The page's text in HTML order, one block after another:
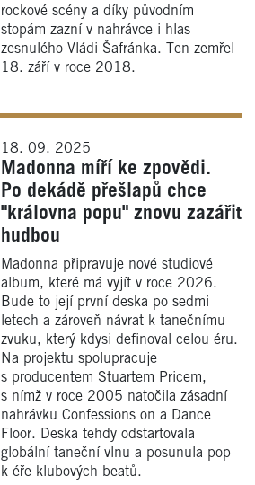
rockové scény a díky původním
stopám zazní v nahrávce i hlas
zesnulého Vládi Šafránka. Ten zemřel
18. září v roce 2018.
18. 09. 2025
Madonna míří ke zpovědi.
Po dekádě přešlapů chce
"královna popu" znovu zazářit
hudbou
Madonna připravuje nové studiové
album, které má vyjít v roce 2026.
Bude to její první deska po sedmi
letech a zároveň návrat k tanečnímu
zvuku, který kdysi definoval celou éru.
Na projektu spolupracuje
s producentem Stuartem Pricem,
s nímž v roce 2005 natočila zásadní
nahrávku Confessions on a Dance
Floor. Deska tehdy odstartovala
globální taneční vlnu a posunula pop
k éře klubových beatů.